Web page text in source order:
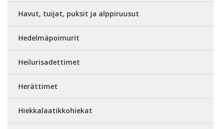
Havut, tuijat, puksit ja alppiruusut
Hedelmäpoimurit
Heilurisadettimet
Herättimet
Hiekkalaatikkohiekat